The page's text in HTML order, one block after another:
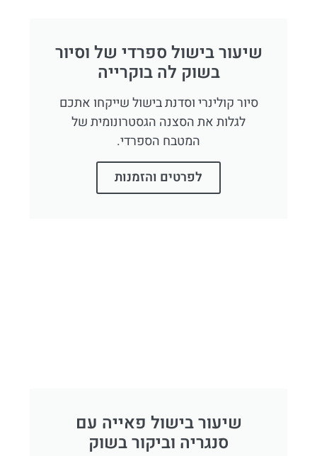
שיעור בישול ספרדי של וסיור
בשוק לה בוקרייה
סיור קולינרי וסדנת בישול שייקחו אתכם
לגלות את הסצנה הגסטרונומית של
המטבח הספרדי.
לפרטים והזמנות
שיעור בישול פאייה עם
סנגריה וביקור בשוק